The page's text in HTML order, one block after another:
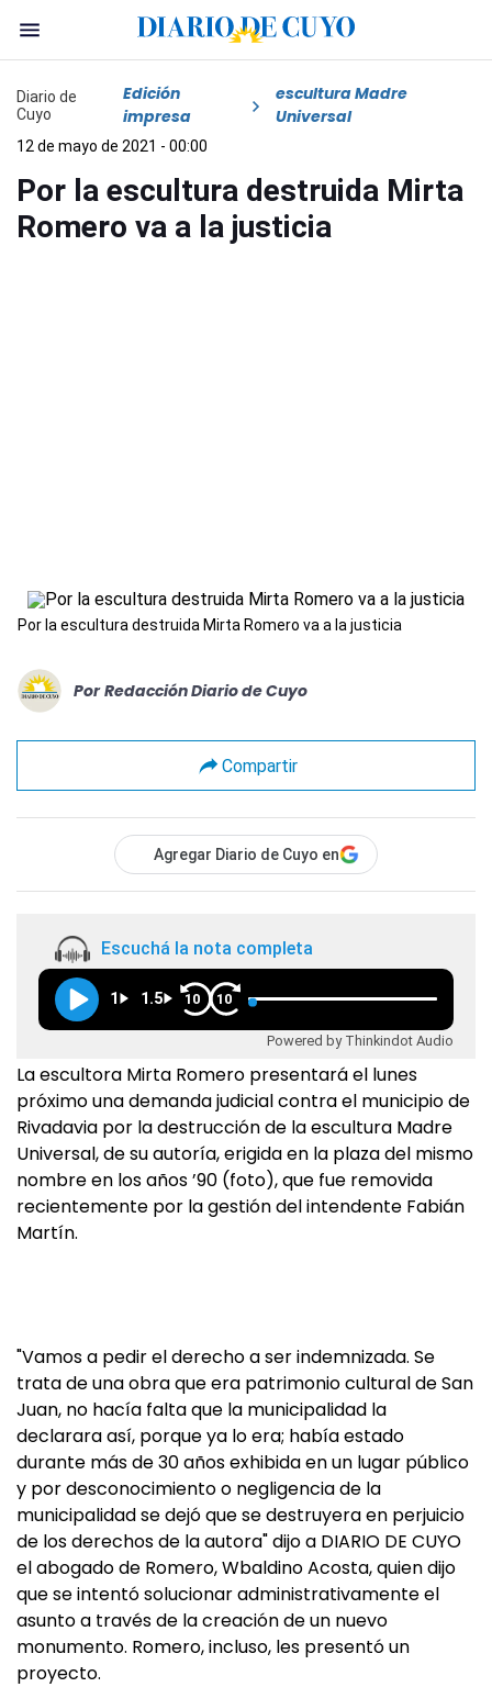
Diario de
Cuyo
Edición
impresa
escultura Madre
Universal
12 de mayo de 2021 - 00:00
Por la escultura destruida Mirta
Romero va a la justicia
Por la escultura destruida Mirta Romero va a la justicia
Por Redacción Diario de Cuyo
Compartir
Agregar Diario de Cuyo en
Escuchá la nota completa
1 1.5 10 10
Powered by Thinkindot Audio
La escultora Mirta Romero presentará el lunes
próximo una demanda judicial contra el municipio de
Rivadavia por la destrucción de la escultura Madre
Universal, de su autoría, erigida en la plaza del mismo
nombre en los años ’90 (foto), que fue removida
recientemente por la gestión del intendente Fabián
Martín.
"Vamos a pedir el derecho a ser indemnizada. Se
trata de una obra que era patrimonio cultural de San
Juan, no hacía falta que la municipalidad la
declarara así, porque ya lo era; había estado
durante más de 30 años exhibida en un lugar público
y por desconocimiento o negligencia de la
municipalidad se dejó que se destruyera en perjuicio
de los derechos de la autora" dijo a DIARIO DE CUYO
el abogado de Romero, Wbaldino Acosta, quien dijo
que se intentó solucionar administrativamente el
asunto a través de la creación de un nuevo
monumento. Romero, incluso, les presentó un
proyecto.